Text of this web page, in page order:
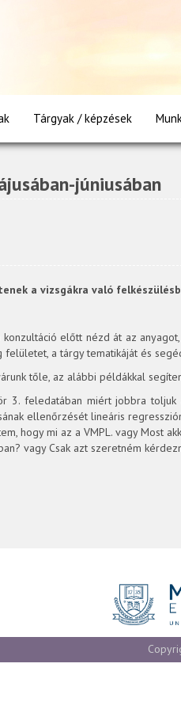
Tárgyak / képzések
júniusában
a vizsgákra való
előtt nézd át az
felületet, a tárgy tematikáját és
tőle, az alábbi példákkal
3. feledatában miért jobbra
ellenőrzését lineáris
hogy mi az a VMPL. vagy Most
vagy Csak azt szeretném